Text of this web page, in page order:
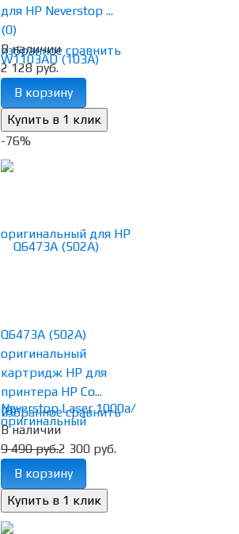
избранное сравнить
для HP Neverstop ...
(0)
В наличии
2 128 руб.
В корзину
-76%
избранное сравнить
Q6473A (502A)
оригинальный
картридж HP для
принтера HP Co...
(0)
В наличии
9 490 руб.2 300 руб.
В корзину